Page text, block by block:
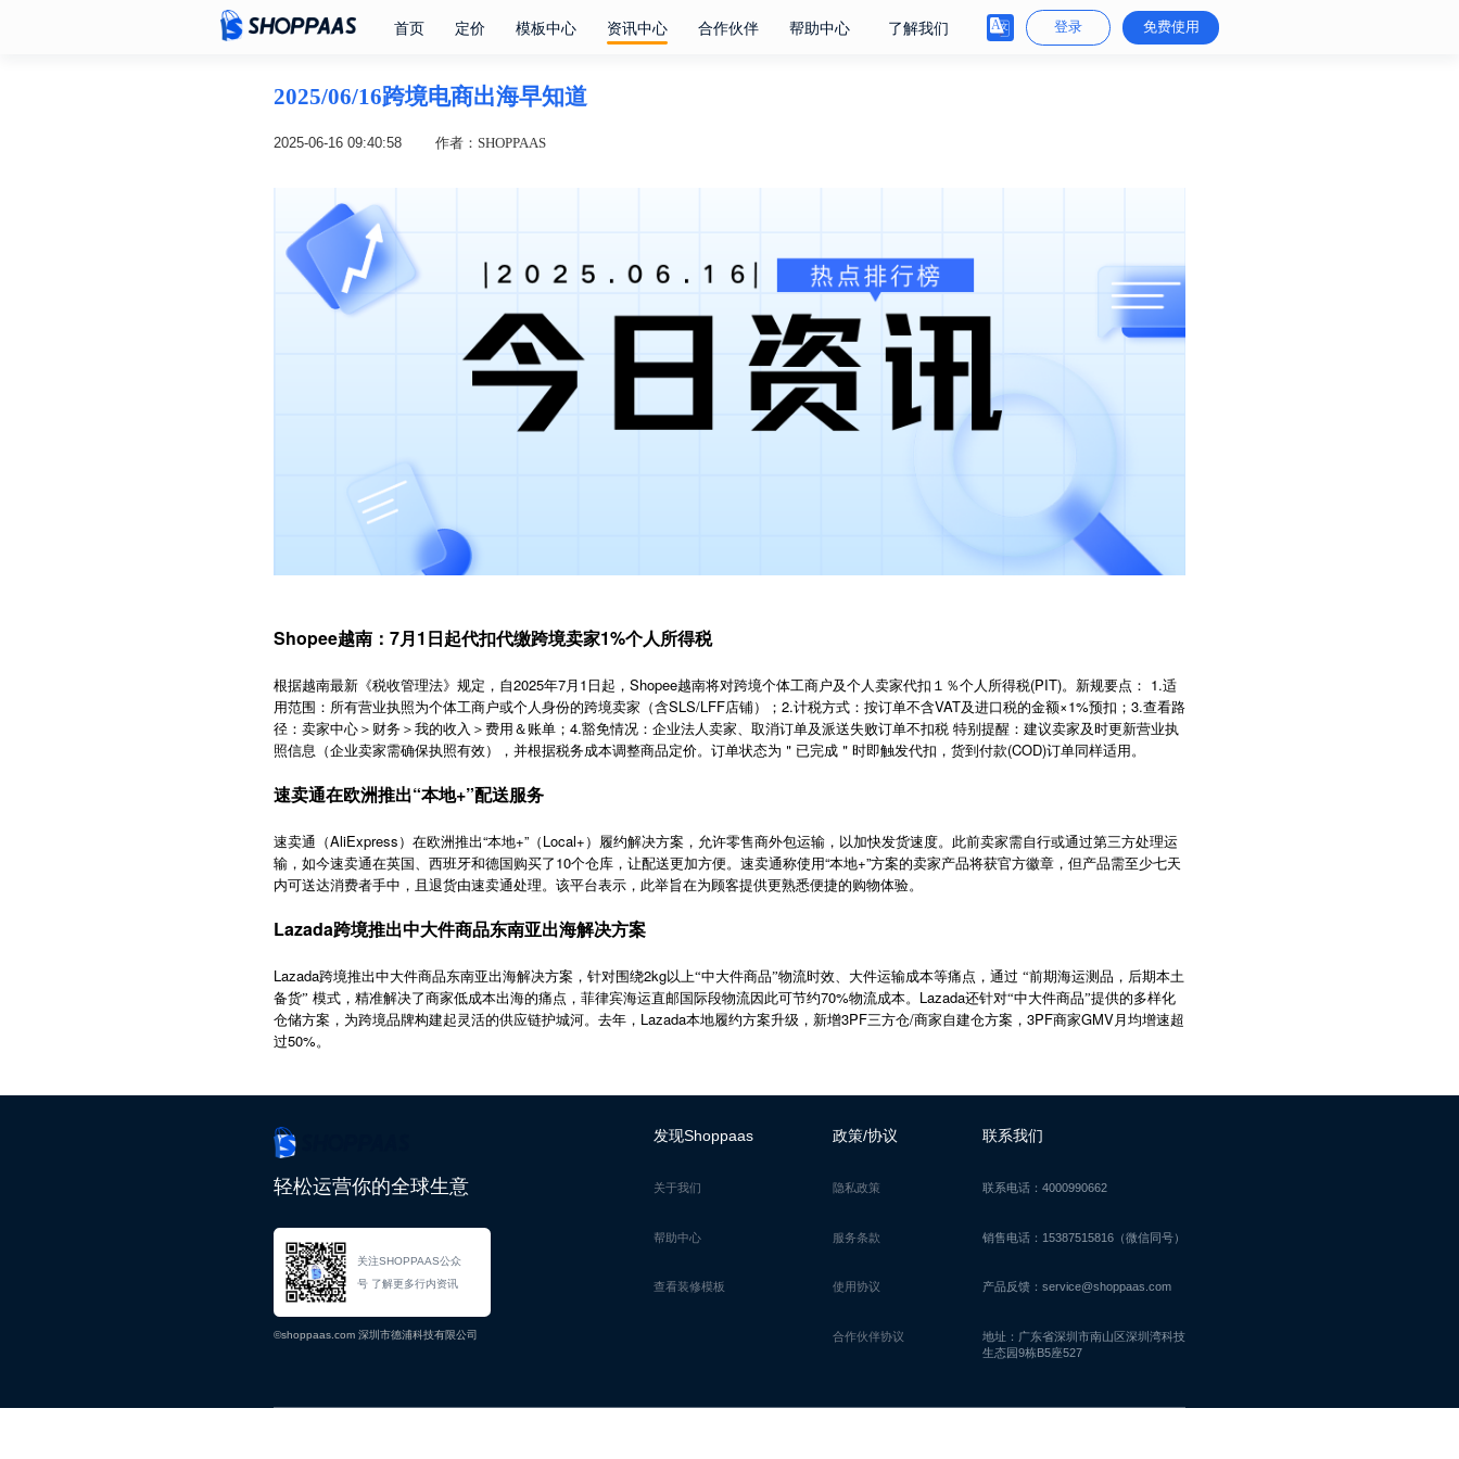
首页 定价 模板中心 资讯中心 合作伙伴 帮助中心 了解我们 登录 免费使用
2025/06/16跨境电商出海早知道
2025-06-16 09:40:58 作者：SHOPPAAS
Shopee越南：7月1日起代扣代缴跨境卖家1%个人所得税
根据越南最新《税收管理法》规定，自2025年7月1日起，Shopee越南将对跨境个体工商户及个人卖家代扣１％个人所得税(PIT)。新规要点： 1.适
用范围：所有营业执照为个体工商户或个人身份的跨境卖家（含SLS/LFF店铺）；2.计税方式：按订单不含VAT及进口税的金额×1%预扣；3.查看路
径：卖家中心＞财务＞我的收入＞费用＆账单；4.豁免情况：企业法人卖家、取消订单及派送失败订单不扣税 特别提醒：建议卖家及时更新营业执
照信息（企业卖家需确保执照有效），并根据税务成本调整商品定价。订单状态为＂已完成＂时即触发代扣，货到付款(COD)订单同样适用。
速卖通在欧洲推出“本地+”配送服务
速卖通（AliExpress）在欧洲推出“本地+”（Local+）履约解决方案，允许零售商外包运输，以加快发货速度。此前卖家需自行或通过第三方处理运
输，如今速卖通在英国、西班牙和德国购买了10个仓库，让配送更加方便。速卖通称使用“本地+”方案的卖家产品将获官方徽章，但产品需至少七天
内可送达消费者手中，且退货由速卖通处理。该平台表示，此举旨在为顾客提供更熟悉便捷的购物体验。
Lazada跨境推出中大件商品东南亚出海解决方案
Lazada跨境推出中大件商品东南亚出海解决方案，针对围绕2kg以上“中大件商品”物流时效、大件运输成本等痛点，通过 “前期海运测品，后期本土
备货” 模式，精准解决了商家低成本出海的痛点，菲律宾海运直邮国际段物流因此可节约70%物流成本。 Lazada还针对“中大件商品”提供的多样化
仓储方案，为跨境品牌构建起灵活的供应链护城河。去年， Lazada本地履约方案升级，新增3PF三方仓/商家自建仓方案， 3PF商家GMV月均增速超
过50%。
轻松运营你的全球生意
关注SHOPPAAS公众
号 了解更多行内资讯
©shoppaas.com 深圳市德浦科技有限公司
发现Shoppaas
关于我们
帮助中心
查看装修模板
政策/协议
隐私政策
服务条款
使用协议
合作伙伴协议
联系我们
联系电话：4000990662
销售电话：15387515816（微信同号）
产品反馈：service@shoppaas.com
地址：广东省深圳市南山区深圳湾科技
生态园9栋B5座527